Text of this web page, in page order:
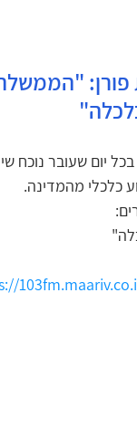
יום שעובר נוכח
כלכלי מהמדינה.